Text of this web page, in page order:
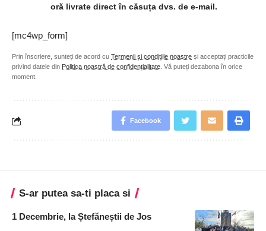
oră livrate direct în căsuța dvs. de e-mail.
[mc4wp_form]
Prin înscriere, sunteți de acord cu Termenii și condițiile noastre și acceptați practicile
privind datele din Politica noastră de confidențialitate . Vă puteți dezabona în orice
moment.
Facebook
S-ar putea sa-ti placa si
1 Decembrie, la Ștefăneștii de Jos